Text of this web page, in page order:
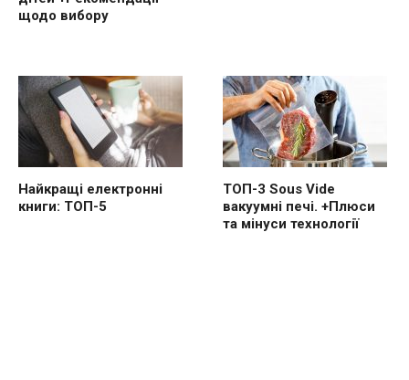
щодо вибору
Найкращі електронні
книги: ТОП-5
ТОП-3 Sous Vide
вакуумні печі. +Плюси
та мінуси технології